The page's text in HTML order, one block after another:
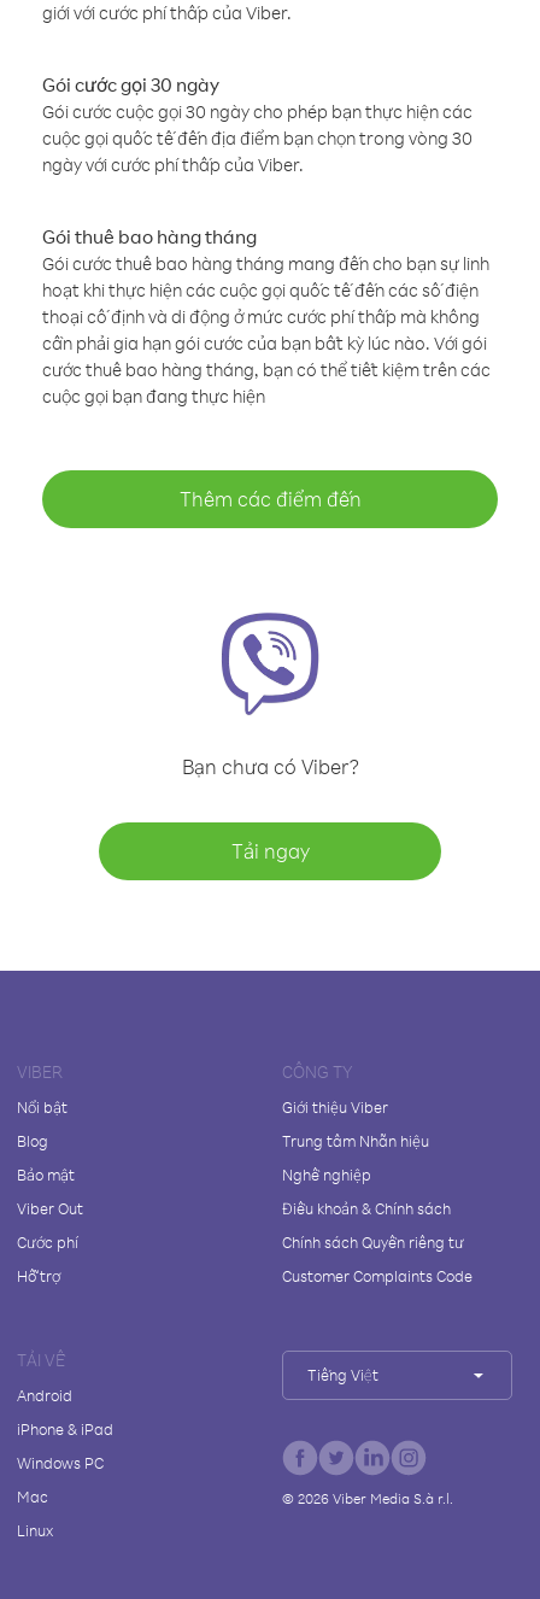
giới với cước phí thấp của Viber.
Gói cước gọi 30 ngày
Gói cước cuộc gọi 30 ngày cho phép bạn thực hiện các
cuộc gọi quốc tế đến địa điểm bạn chọn trong vòng 30
ngày với cước phí thấp của Viber.
Gói thuê bao hàng tháng
Gói cước thuê bao hàng tháng mang đến cho bạn sự linh
hoạt khi thực hiện các cuộc gọi quốc tế đến các số điện
thoại cố định và di động ở mức cước phí thấp mà không
cần phải gia hạn gói cước của bạn bất kỳ lúc nào. Với gói
cước thuê bao hàng tháng, bạn có thể tiết kiệm trên các
cuộc gọi bạn đang thực hiện
Thêm các điểm đến
Bạn chưa có Viber?
Tải ngay
VIBER
Nổi bật
Blog
Bảo mật
Viber Out
Cước phí
Hỗ trợ
CÔNG TY
Giới thiệu Viber
Trung tâm Nhãn hiệu
Nghề nghiệp
Điều khoản & Chính sách
Chính sách Quyền riêng tư
Customer Complaints Code
TẢI VỀ
Android
iPhone & iPad
Windows PC
Mac
Linux
Tiếng Việt
© 2026Viber Media S.à r.l.